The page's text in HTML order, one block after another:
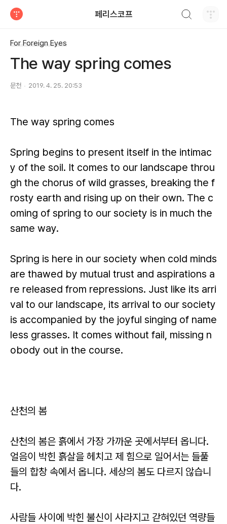
페리스코프
For Foreign Eyes
The way spring comes
문천 2019. 4. 25. 20:53
The way spring comes
Spring begins to present itself in the intimac
y of the soil. It comes to our landscape throu
gh the chorus of wild grasses, breaking the f
rosty earth and rising up on their own. The c
oming of spring to our society is in much the
same way.
Spring is here in our society when cold minds
are thawed by mutual trust and aspirations a
re released from repressions. Just like its arri
val to our landscape, its arrival to our society
is accompanied by the joyful singing of name
less grasses. It comes without fail, missing n
obody out in the course.
산천의 봄
산천의 봄은 흙에서 가장 가까운 곳에서부터 옵니다.
얼음이 박힌 흙살을 헤치고 제 힘으로 일어서는 들풀
들의 합창 속에서 옵니다. 세상의 봄도 다르지 않습니
다.
사람들 사이에 박힌 불신이 사라지고 갇혀있던 역량들